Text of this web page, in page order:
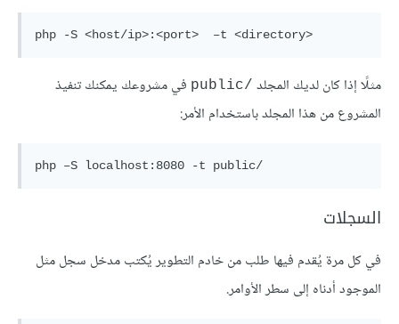
مثلًا إذا كان لديك المجلد public‎/‎ في مشروعك يمكنك تنفيذ
المشروع من هذا المجلد باستخدام الأمر:
السجلات
في كل مرة يُقدم فيها طلب من خادم التطوير يُكتب مدخل سجل مثل
الموجود أدناه إلى سطر الأوامر.